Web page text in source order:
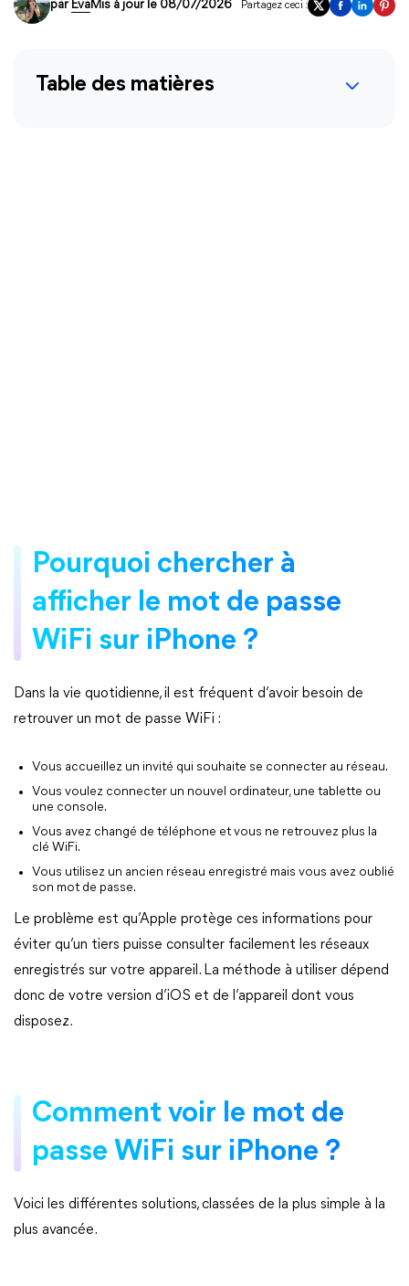
par EvaMis à jour le 08/07/2026 Partagez ceci :
Table des matières
Pourquoi chercher à
afficher le mot de passe
WiFi sur iPhone ?
Dans la vie quotidienne, il est fréquent d’avoir besoin de
retrouver un mot de passe WiFi :
Vous accueillez un invité qui souhaite se connecter au réseau.
Vous voulez connecter un nouvel ordinateur, une tablette ou
une console.
Vous avez changé de téléphone et vous ne retrouvez plus la
clé WiFi.
Vous utilisez un ancien réseau enregistré mais vous avez oublié
son mot de passe.
Le problème est qu’Apple protège ces informations pour
éviter qu’un tiers puisse consulter facilement les réseaux
enregistrés sur votre appareil. La méthode à utiliser dépend
donc de votre version d’iOS et de l’appareil dont vous
disposez.
Comment voir le mot de
passe WiFi sur iPhone ?
Voici les différentes solutions, classées de la plus simple à la
plus avancée.